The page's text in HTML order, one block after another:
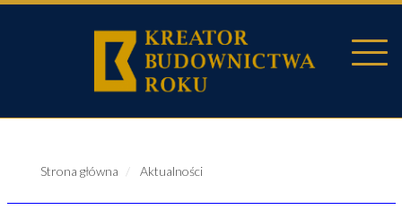
Strona główna Aktualności